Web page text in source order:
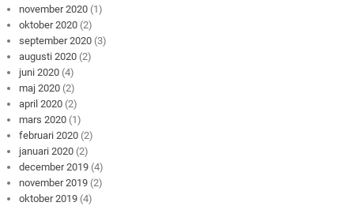
november 2020 (1)
oktober 2020 (2)
september 2020 (3)
augusti 2020 (2)
juni 2020 (4)
maj 2020 (2)
april 2020 (2)
mars 2020 (1)
februari 2020 (2)
januari 2020 (2)
december 2019 (4)
november 2019 (2)
oktober 2019 (4)